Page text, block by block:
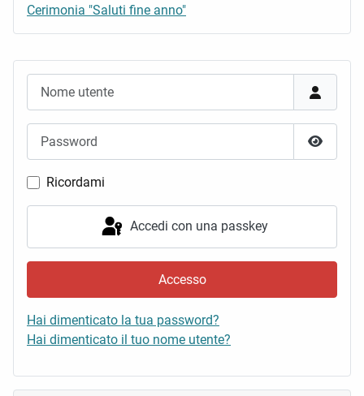
Mostra
Ricordami
Accedi con una passkey
Accesso
Hai dimenticato la tua password?
Hai dimenticato il tuo nome utente?
Cerimonia "Saluti fine anno"